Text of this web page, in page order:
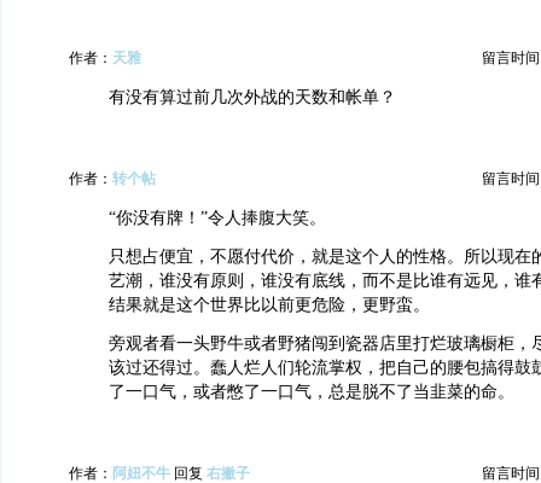
作者： 天雅 留言时间
有没有算过前几次外战的天数和帐单？
作者： 转个帖 留言时间
“你没有牌！”令人捧腹大笑。
只想占便宜，不愿付代价，就是这个人的性格。所以现在
艺潮，谁没有原则，谁没有底线，而不是比谁有远见，谁
结果就是这个世界比以前更危险，更野蛮。
旁观者看一头野牛或者野猪闯到瓷器店里打烂玻璃橱柜，
该过还得过。蠢人烂人们轮流掌权，把自己的腰包搞得鼓
了一口气，或者憋了一口气，总是脱不了当韭菜的命。
作者： 阿妞不牛 回复 右撇子 留言时间